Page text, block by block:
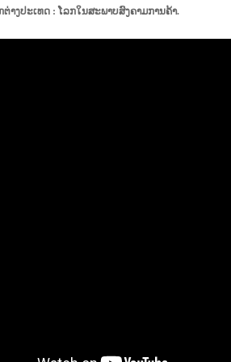
ຕ່າງປະເທດ : ໂລກໃນສະພາບສົງຄາມການຄ້າ.